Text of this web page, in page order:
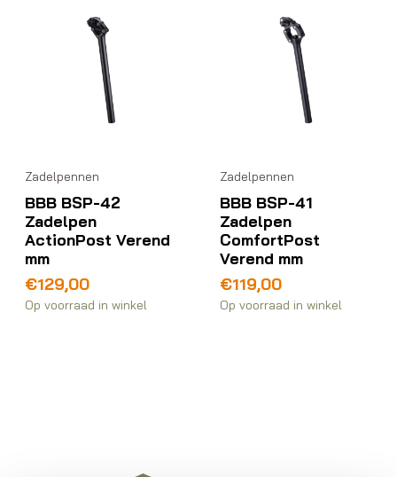
Zadelpennen
BBB BSP-42
Zadelpen
ActionPost Verend
mm
€129,00
Op voorraad in winkel
Zadelpennen
BBB BSP-41
Zadelpen
ComfortPost
Verend mm
€119,00
Op voorraad in winkel